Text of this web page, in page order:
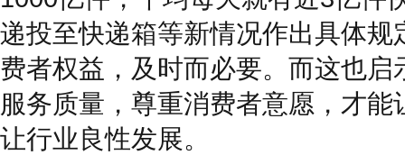
递投至快递箱等新情况作出具体规
费者权益，及时而必要。而这也启
服务质量，尊重消费者意愿，才能
让行业良性发展。